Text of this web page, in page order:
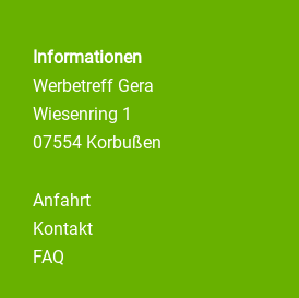
Informationen
Werbetreff Gera
Wiesenring 1
07554 Korbußen
Anfahrt
Kontakt
FAQ